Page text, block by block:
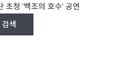
초청 '백조의 호수' 공연